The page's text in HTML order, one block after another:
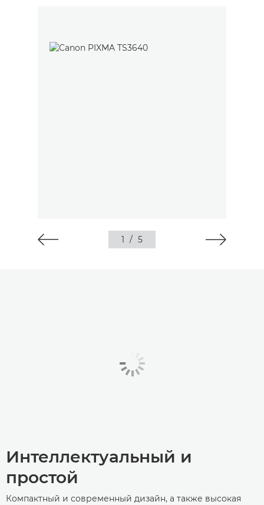
1 / 5
Интеллектуальный и
простой
Компактный и современный дизайн, а также высокая